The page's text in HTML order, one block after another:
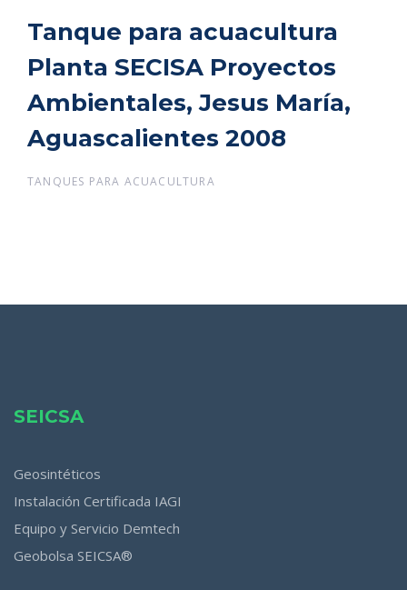
Tanque para acuacultura
Planta SECISA Proyectos
Ambientales, Jesus María,
Aguascalientes 2008
Tanque para acuacultura
Planta SECISA Proyectos
Ambientales, Jesus María,
Aguascalientes 2008
TANQUES PARA ACUACULTURA
SEICSA
Geosintéticos
Instalación Certificada IAGI
Equipo y Servicio Demtech
Geobolsa SEICSA®